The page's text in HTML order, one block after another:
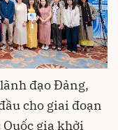
đạo Đảng,
cho giai đoạn
gia khởi